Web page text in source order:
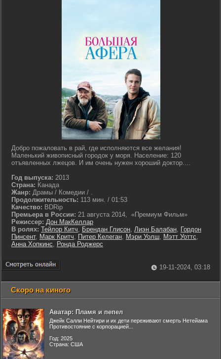
Добро пожаловать в рай, где исполняются все желания!
Маленький живописный городок у моря. Население: 120
отъявленных лжецов. И им очень нужен хороший доктор....
Год выпуска: 2013
Страна: Канада
Жанр: Драмы / Комедии / .
Продолжительность: 113 мин. / 01:53
Качество: BDRip
Премьера в России: 21 августа 2014, «Премиум Фильм»
Режиссер: Дон МакКеллар
В ролях: Тейлор Китч, Брендан Глисон, Лиэн Балабан, Гордон
Пинсент, Марк Критч, Питер Келеган, Мэри Уолш, Мэтт Уоттс,
Анна Хопкинс, Ронда Роджерс
19-11-2024, 03:18
Скоро на киного
Аватар: Пламя и пепел
Джейк Салли Нейтири и их дети переживают смерть Нетейама
Противостояние с корпорацией...
Год: 2025
Страна: США